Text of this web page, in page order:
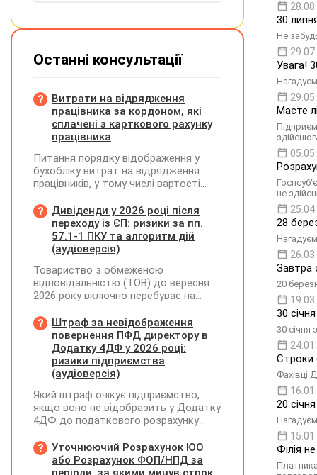
30
Не
Увага!
Маєте
не
28
Завтра
20
30
30 січня
Строки
Фахівці
20
Філія
Останні консультації
Витрати на відрядження
працівника за кордоном, які
сплачені з карткового рахунку
працівника
Питання порядку відображення у
бухобліку витрат на відрядження
працівників, у тому числі вартості
карткового рахунку працівника та
підтвердження таких операцій
первинними документами, належать
до компетенції Мінфіну
Дивіденди у 2026 році після
переходу із ЄП: ризики за пп.
57.1-1 ПКУ та алгоритм дій
(аудіоверсія)
Товариство з обмеженою
відповідальністю (ТОВ) до вересня
2026 року включно перебуває на
(єдиний податок, 3 група, ставка 5%,
неплатник ПДВ). З 1 жовтня 2026
року підприємство переходить на
загальну систему оподаткування
(стає платником податку на
діяльності у періоді 2024–2025 років
(під час перебування на спрощеній
системі) підприємство отримало
нерозподіленого прибутку в балансі
становить 18 млн грн. Наприкінці
Штраф за невідображення
повернення ПФД директору в
Додатку 4ДФ у 2026 році:
ризики підприємства
(аудіоверсія)
Який штраф очікує підприємство,
якщо воно не відобразить у Додатку
4ДФ до податкового розрахунку
допомоги (ПФД) директору?
Уточнюючий Розрахунок ЮО
або Розрахунок ФОП/НПД за